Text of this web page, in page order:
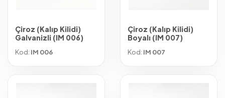
Çiroz (Kalıp Kilidi)
Galvanizli (IM 006)
Kod: IM 006
Çiroz (Kalıp Kilidi)
Boyalı (IM 007)
Kod: IM 007